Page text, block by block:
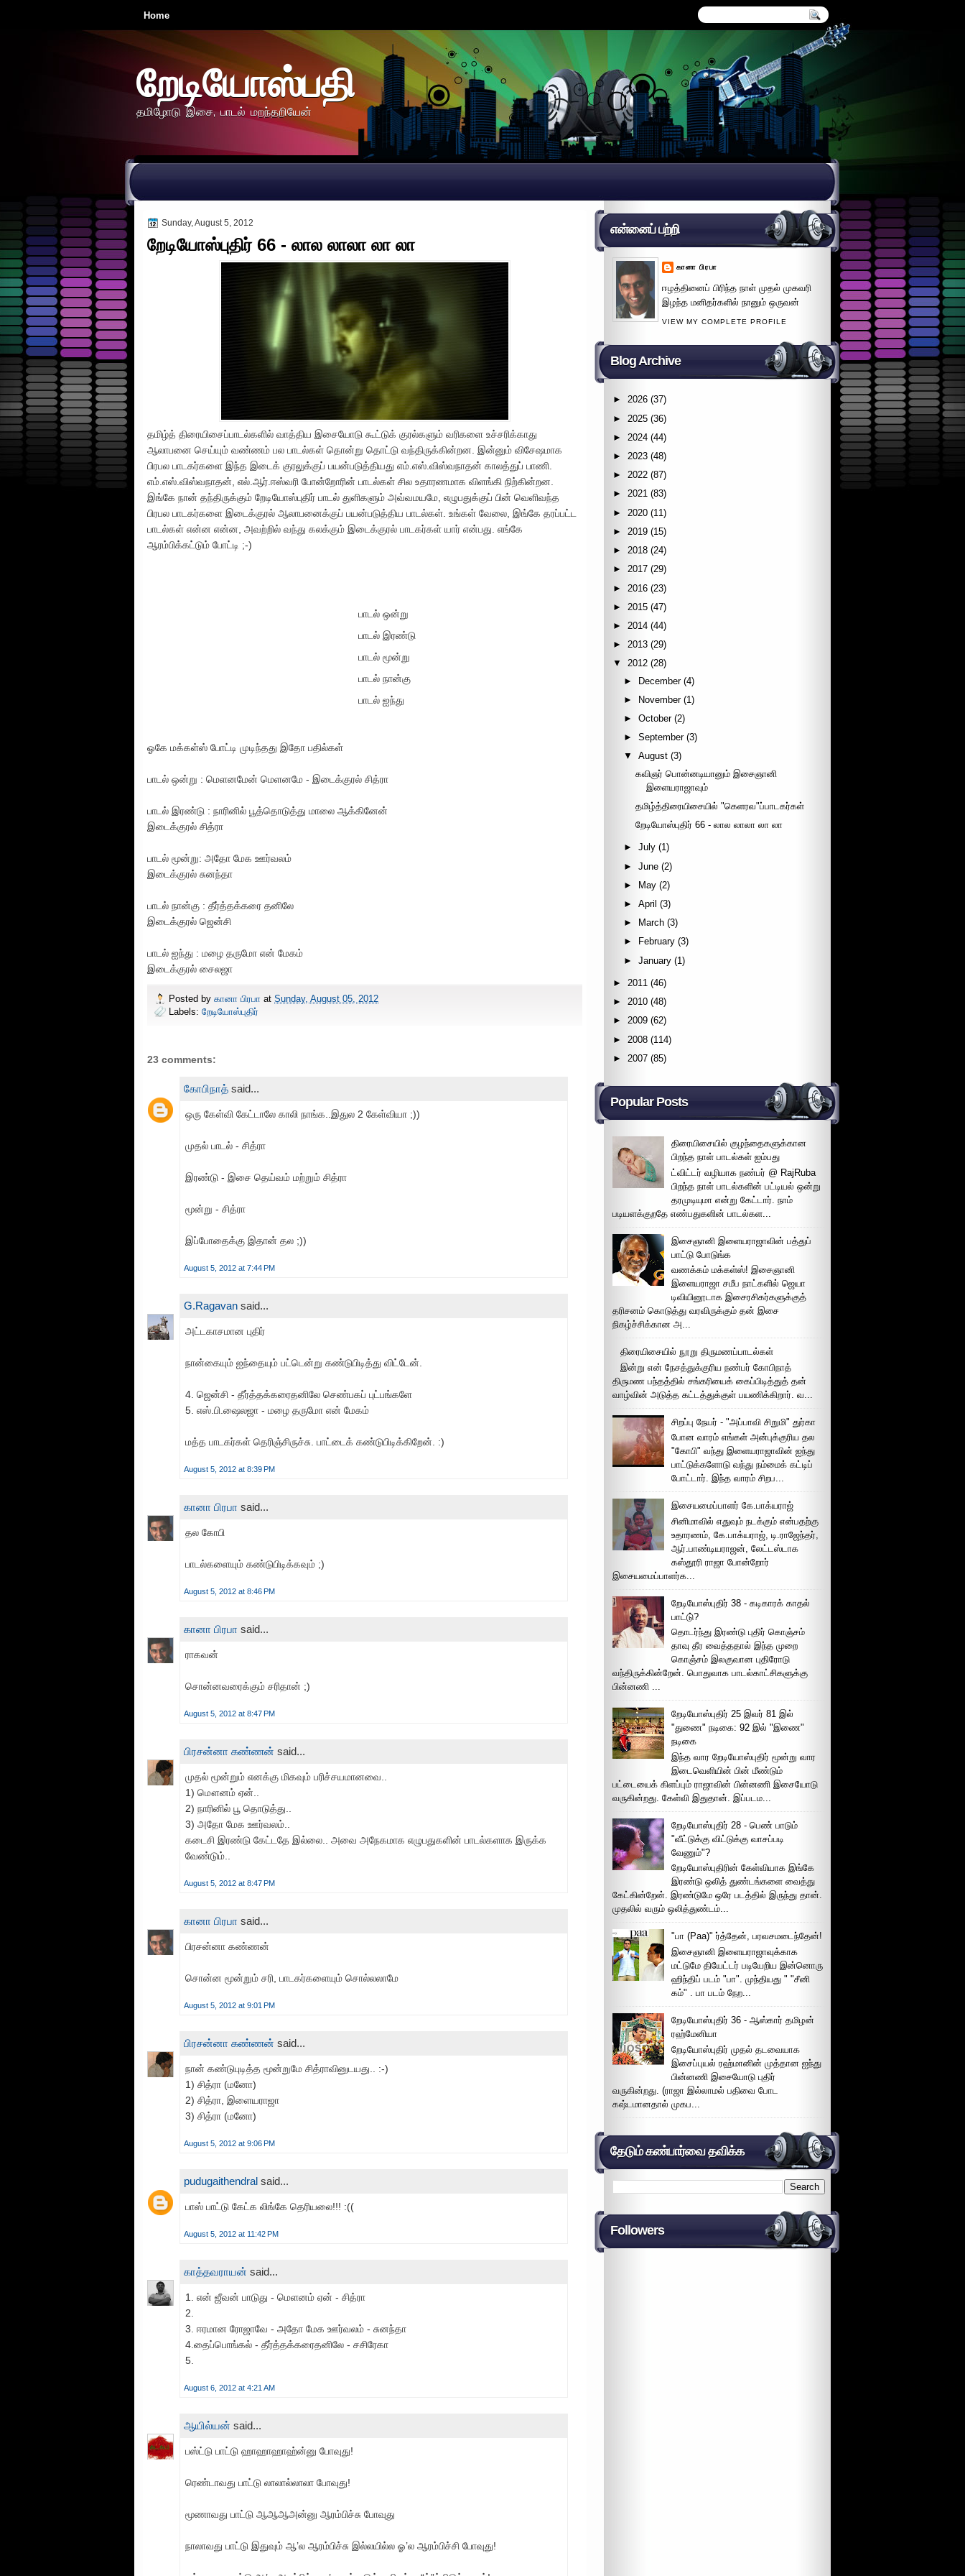
Home
றேடியோஸ்பதி
தமிழோடு இசை, பாடல் மறந்தறியேன்
Sunday, August 5, 2012
றேடியோஸ்புதிர் 66 - லால லாலா லா லா
தமிழ்த் திரையிசைப்பாடல்களில் வாத்திய இசையோடு கூட்டுக் குரல்களும் வரிகளை உச்சரிக்காது
ஆலாபனை செய்யும் வண்ணம் பல பாடல்கள் தொன்று தொட்டு வந்திருக்கின்றன. இன்னும் விசேஷமாக
பிரபல பாடகர்களை இந்த இடைக் குரலுக்குப் பயன்படுத்தியது எம்.எஸ்.விஸ்வநாதன் காலத்துப் பாணி.
எம்.எஸ்.விஸ்வநாதன், எல்.ஆர்.ஈஸ்வரி போன்றோரின் பாடல்கள் சில உதாரணமாக விளங்கி நிற்கின்றன.
இங்கே நான் தந்திருக்கும் றேடியோஸ்புதிர் பாடல் துளிகளும் அவ்வமயமே, எழுபதுக்குப் பின் வெளிவந்த
பிரபல பாடகர்களை இடைக்குரல் ஆலாபனைக்குப் பயன்படுத்திய பாடல்கள். உங்கள் வேலை, இங்கே தரப்பட்ட
பாடல்கள் என்ன என்ன, அவற்றில் வந்து கலக்கும் இடைக்குரல் பாடகர்கள் யார் என்பது. எங்கே
ஆரம்பிக்கட்டும் போட்டி ;-)
பாடல் ஒன்று
பாடல் இரண்டு
பாடல் மூன்று
பாடல் நான்கு
பாடல் ஐந்து
ஓகே மக்கள்ஸ் போட்டி முடிந்தது இதோ பதில்கள்
பாடல் ஒன்று : மெளனமேன் மெளனமே - இடைக்குரல் சித்ரா
பாடல் இரண்டு : நாரினில் பூத்தொடுத்து மாலை ஆக்கினேன்
இடைக்குரல் சித்ரா
பாடல் மூன்று: அதோ மேக ஊர்வலம்
இடைக்குரல் சுனந்தா
பாடல் நான்கு : தீர்த்தக்கரை தனிலே
இடைக்குரல் ஜென்சி
பாடல் ஐந்து : மழை தருமோ என் மேகம்
இடைக்குரல் சைலஜா
Posted by கானா பிரபா at Sunday, August 05, 2012
Labels: றேடியோஸ்புதிர்
23 comments:
கோபிநாத் said...
ஒரு கேள்வி கேட்டாலே காலி நாங்க..இதுல 2 கேள்வியா ;))
முதல் பாடல் - சித்ரா
இரண்டு - இசை தெய்வம் மற்றும் சித்ரா
மூன்று - சித்ரா
இப்போதைக்கு இதான் தல ;))
August 5, 2012 at 7:44 PM
G.Ragavan said...
அட்டகாசமான புதிர்
நான்கையும் ஐந்தையும் பட்டென்று கண்டுபிடித்து விட்டேன்.
4. ஜென்சி - தீர்த்தக்கரைதனிலே செண்பகப் புட்பங்களே
5. எஸ்.பி.ஷைலஜா - மழை தருமோ என் மேகம்
மத்த பாடகர்கள் தெரிஞ்சிருச்சு. பாட்டைக் கண்டுபிடிக்கிறேன். :)
August 5, 2012 at 8:39 PM
கானா பிரபா said...
தல கோபி
பாடல்களையும் கண்டுபிடிக்கவும் ;)
August 5, 2012 at 8:46 PM
கானா பிரபா said...
ராகவன்
சொன்னவரைக்கும் சரிதான் ;)
August 5, 2012 at 8:47 PM
பிரசன்னா கண்ணன் said...
முதல் மூன்றும் எனக்கு மிகவும் பரிச்சயமானவை..
1) மௌனம் ஏன்..
2) நாரினில் பூ தொடுத்து..
3) அதோ மேக ஊர்வலம்..
கடைசி இரண்டு கேட்டதே இல்லை.. அவை அநேகமாக எழுபதுகளின் பாடல்களாக இருக்க
வேண்டும்..
August 5, 2012 at 8:47 PM
கானா பிரபா said...
பிரசன்னா கண்ணன்
சொன்ன மூன்றும் சரி, பாடகர்களையும் சொல்லலாமே
August 5, 2012 at 9:01 PM
பிரசன்னா கண்ணன் said...
நான் கண்டுபுடித்த மூன்றுமே சித்ராவினுடயது.. :-)
1) சித்ரா (மனோ)
2) சித்ரா, இளையராஜா
3) சித்ரா (மனோ)
August 5, 2012 at 9:06 PM
pudugaithendral said...
பாஸ் பாட்டு கேட்க லிங்கே தெரியலை!!! :((
August 5, 2012 at 11:42 PM
காத்தவராயன் said...
1. என் ஜீவன் பாடுது - மெளனம் ஏன் - சித்ரா
2.
3. ஈரமான ரோஜாவே - அதோ மேக ஊர்வலம் - சுனந்தா
4.தைப்பொங்கல் - தீர்த்தக்கரைதனிலே - சசிரேகா
5.
August 6, 2012 at 4:21 AM
ஆயில்யன் said...
பஸ்ட்டு பாட்டு ஹாஹாஹாஹ்ன்னு போவுது!
ரெண்டாவது பாட்டு லாலால்லாலா போவுது!
மூணாவது பாட்டு ஆஆஆஅன்னு ஆரம்பிச்சு போவுது
நாலாவது பாட்டு இதுவும் ஆ’ல ஆரம்பிச்சு இல்லயில்ல ஓ’ல ஆரம்பிச்சி போவுது!
என்னைப் பற்றி
கானா பிரபா
ஈழத்தினைப் பிரிந்த நாள் முதல் முகவரி
இழந்த மனிதர்களில் நானும் ஒருவன்
VIEW MY COMPLETE PROFILE
Blog Archive
► 2026 (37)
► 2025 (36)
► 2024 (44)
► 2023 (48)
► 2022 (87)
► 2021 (83)
► 2020 (11)
► 2019 (15)
► 2018 (24)
► 2017 (29)
► 2016 (23)
► 2015 (47)
► 2014 (44)
► 2013 (29)
▼
2012 (28)
► December (4)
► November (1)
►October (2)
►September (3)
▼
August (3)
கவிஞர் பொன்னடியானும் இசைஞானி
இளையராஜாவும்
தமிழ்த்திரையிசையில் "கெளரவ"ப்பாடகர்கள்
றேடியோஸ்புதிர் 66 - லால லாலா லா லா
►July (1)
►June (2)
►
May (2)
►April (3)
►
March (3)
►
February (3)
►January (1)
► 2011 (46)
► 2010 (48)
► 2009 (62)
► 2008 (114)
► 2007 (85)
Popular Posts
திரையிசையில் குழந்தைகளுக்கான
பிறந்த நாள் பாடல்கள் ஐம்பது
ட்விட்டர் வழியாக நண்பர் @ RajRuba
பிறந்த நாள் பாடல்களின் பட்டியல் ஒன்று
தரமுடியுமா என்று கேட்டார். நாம்
படியளக்குறதே எண்பதுகளின் பாடல்கள...
இசைஞானி இளையராஜாவின் பத்துப்
பாட்டு போடுங்க
வணக்கம் மக்கள்ஸ்! இசைஞானி
இளையராஜா சமீப நாட்களில் ஜெயா
டிவியினூடாக இசைரசிகர்களுக்குத்
தரிசனம் கொடுத்து வரவிருக்கும் தன் இசை
நிகழ்ச்சிக்கான அ...
திரையிசையில் நூறு திருமணப்பாடல்கள்
இன்று என் நேசத்துக்குரிய நண்பர் கோபிநாத்
திருமண பந்தத்தில் சங்கரியைக் கைப்பிடித்துத் தன்
வாழ்வின் அடுத்த கட்டத்துக்குள் பயணிக்கிறார். வ...
சிறப்பு நேயர் - "அப்பாவி சிறுமி" துர்கா
போன வாரம் எங்கள் அன்புக்குரிய தல
"கோபி" வந்து இளையராஜாவின் ஐந்து
பாட்டுக்களோடு வந்து நம்மைக் கட்டிப்
போட்டார். இந்த வாரம் சிறப...
இசையமைப்பாளர் கே.பாக்யராஜ்
சினிமாவில் எதுவும் நடக்கும் என்பதற்கு
உதாரணம், கே.பாக்யராஜ், டி.ராஜேந்தர்,
ஆர்.பாண்டியராஜன், லேட்டஸ்டாக
கஸ்தூரி ராஜா போன்றோர்
இசையமைப்பாளர்க...
றேடியோஸ்புதிர் 38 - கடிகாரக் காதல்
பாட்டு்?
தொடர்ந்து இரண்டு புதிர் கொஞ்சம்
தாவு தீர வைத்ததால் இந்த முறை
கொஞ்சம் இலகுவான புதிரோடு
வந்திருக்கின்றேன். பொதுவாக பாடல்காட்சிகளுக்கு
பின்னணி ...
றேடியோஸ்புதிர் 25 இவர் 81 இல்
"துணை" நடிகை: 92 இல் "இணை"
நடிகை
இந்த வார றேடியோஸ்புதிர் மூன்று வார
இடைவெளியின் பின் மீண்டும்
பட்டையைக் கிளப்பும் ராஜாவின் பின்னணி இசையோடு
வருகின்றது. கேள்வி இதுதான். இப்படம...
றேடியோஸ்புதிர் 28 - பெண் பாடும்
"வீட்டுக்கு விட்டுக்கு வாசப்படி
வேணும்"?
றேடியோஸ்புதிரின் கேள்வியாக இங்கே
இரண்டு ஒலித் துண்டங்களை வைத்து
கேட்கின்றேன். இரண்டுமே ஒரே படத்தில் இருந்து தான்.
முதலில் வரும் ஒலித்துண்டம்...
"பா (Paa)" ர்த்தேன், பரவசமடைந்தேன்!
இசைஞானி இளையராஜாவுக்காக
மட்டுமே தியேட்டர் படியேறிய இன்னொரு
ஹிந்திப் படம் "பா". முந்தியது " "சீனி
கம்" . பா படம் நேற...
றேடியோஸ்புதிர் 36 - ஆஸ்கார் தமிழன்
ரஹ்மேனியா
றேடியோஸ்புதிர் முதல் தடவையாக
இசைப்புயல் ரஹ்மானின் முத்தான ஐந்து
பின்னணி இசையோடு புதிர்
வருகின்றது. (ராஜா இல்லாமல் பதிவை போட
கஷ்டமானதால் முகப...
தேடும் கண்பார்வை தவிக்க
Followers